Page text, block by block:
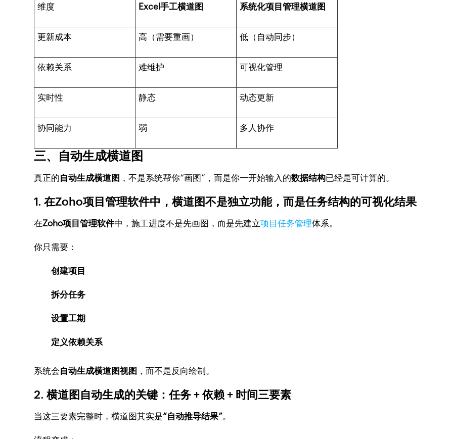
维度 Excel手工横道图 系统化项目管理横道图
更新成本 高（需要重画） 低（自动同步）
依赖关系 难维护 可视化管理
实时性 静态 动态更新
协同能力 弱 多人协作
三、自动生成横道图
真正的自动生成横道图 ，不是系统帮你“画图”，而是你一开始输入的数据结构已经是可计算的。
1. 在Zoho项目管理软件中，横道图不是独立功能，而是任务结构的可视化结果
在Zoho项目管理软件中，施工进度不是先画图，而是先建立项目任务管理体系。
你只需要：
创建项目
拆分任务
设置工期
定义依赖关系
系统会自动生成横道图视图 ，而不是反向绘制。
2. 横道图自动生成的关键：任务 + 依赖 + 时间三要素
当这三要素完整时，横道图其实是“自动推导结果”。